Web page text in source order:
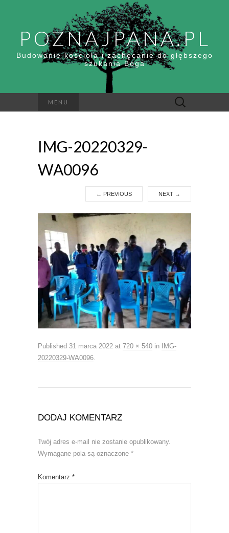
POZNAJPANA.PL
Budowanie kościoła i zachęcanie do głębszego
szukania Boga
MENU Szukaj:
IMG-20220329-
WA0096
← PREVIOUS NEXT →
Published 31 marca 2022 at 720 × 540 in
IMG-
20220329-WA0096.
DODAJ KOMENTARZ
Twój adres e-mail nie zostanie opublikowany.
Wymagane pola są oznaczone *
Komentarz *